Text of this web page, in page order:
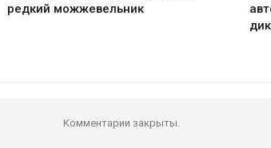
редкий можжевельник
Комментарии закрыты.